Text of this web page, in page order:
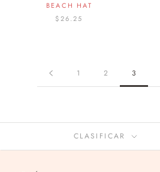
BEACH HAT
$26.25
1 2 3
CLASIFICAR